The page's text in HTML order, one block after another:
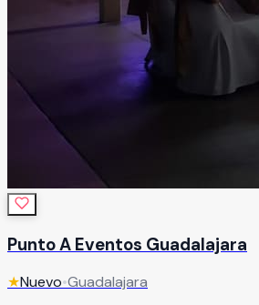
Punto A Eventos Guadalajara
★Nuevo•Guadalajara